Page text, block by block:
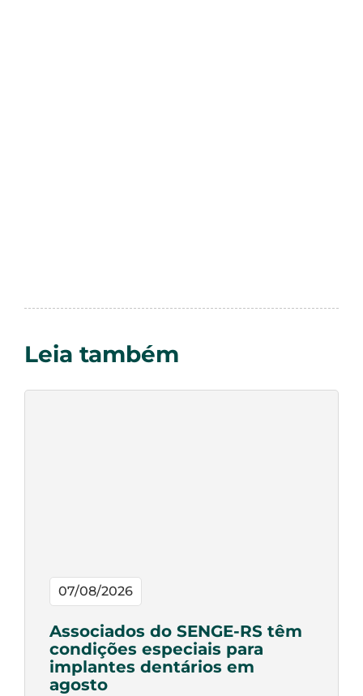
Leia também
07/08/2026
Associados do SENGE-RS têm
condições especiais para
implantes dentários em
agosto